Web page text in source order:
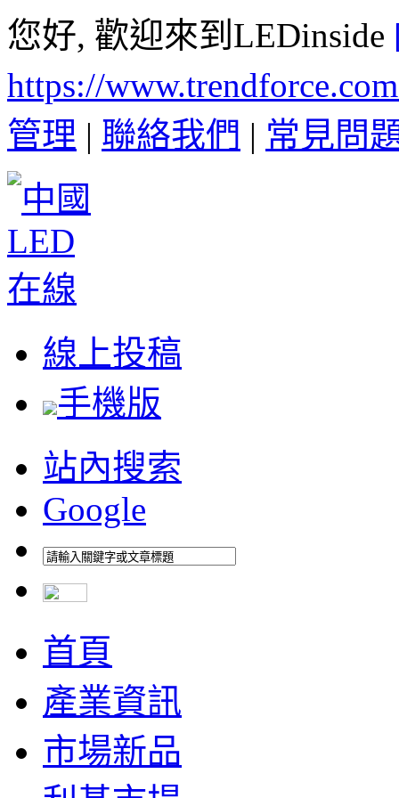
您好, 歡迎來到LEDinside
https://
管理 | 聯絡我們 | 常見問
線上投稿
手機版
站內搜索
Google
首頁
產業資訊
市場新品